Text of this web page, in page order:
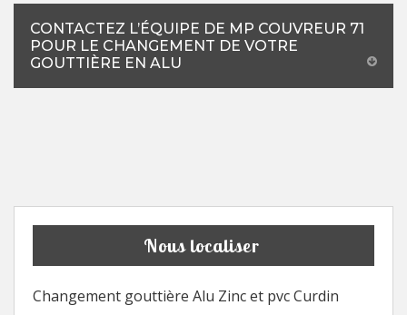
CONTACTEZ L’ÉQUIPE DE MP COUVREUR 71
POUR LE CHANGEMENT DE VOTRE
GOUTTIÈRE EN ALU
Nous localiser
Changement gouttière Alu Zinc et pvc Curdin